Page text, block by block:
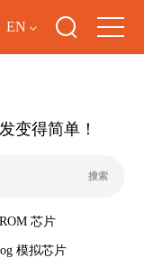
EN
变得简单！
芯片
模拟芯片